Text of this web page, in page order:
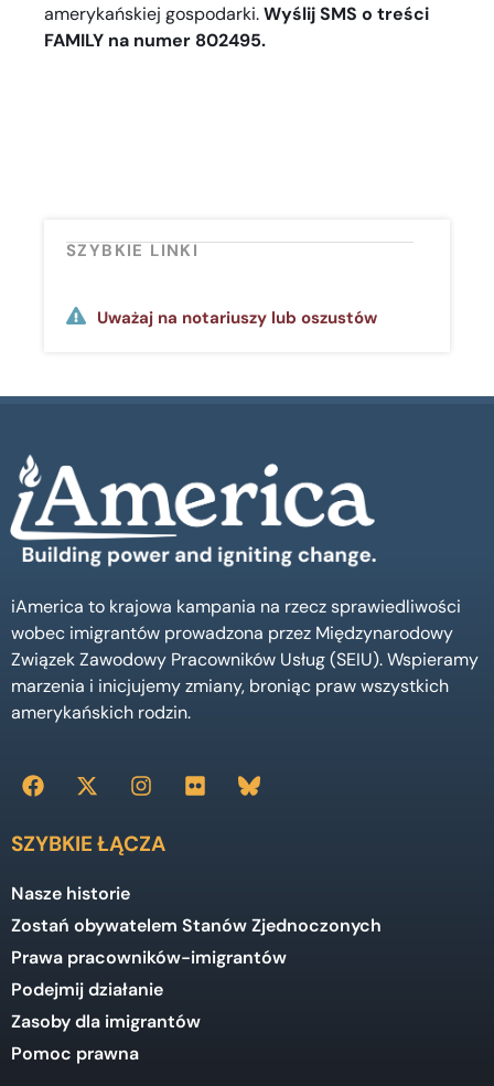
amerykańskiej gospodarki.Wyślij SMS o treści
FAMILY na numer 802495.
SZYBKIE LINKI
Uważaj na notariuszy lub oszustów
iAmerica to krajowa kampania na rzecz sprawiedliwości
wobec imigrantów prowadzona przez Międzynarodowy
Związek Zawodowy Pracowników Usług (SEIU). Wspieramy
marzenia i inicjujemy zmiany, broniąc praw wszystkich
amerykańskich rodzin.
SZYBKIE ŁĄCZA
Nasze historie
Zostań obywatelem Stanów Zjednoczonych
Prawa pracowników-imigrantów
Podejmij działanie
Zasoby dla imigrantów
Pomoc prawna